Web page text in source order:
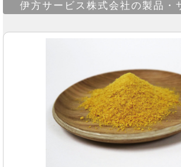
伊方サービス株式会社の製品・